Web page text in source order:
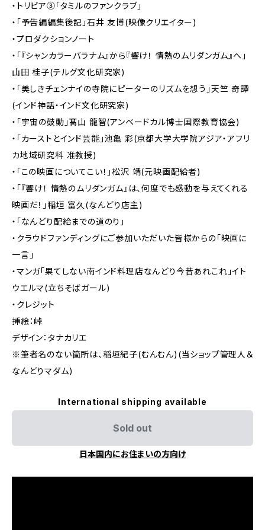
・トリビア③「タミルのファンクラブ」
・「予告編編集後記」石井 友博(映像クリエイター)
・プロダクションノート
・「『シャンカラーバラナム』から『響け！ 情熱のムリダンガム』へ」
山田 桂子(テルグ文化研究家)
・「美しきチェンナイの寺院にピーターのリズムを想う」天竺 奇譚
(インド神話・インド文化研究家)
・「宇宙の鼓動」髙山 龍智(アンベードカル博士国際教育協会)
・「カーストとインド芸能」池亀 彩(京都大学大学院アジア・アフリ
カ地域研究科 准教授)
・「この映画についてこい！」松沢 靖(元映画配給者)
・「『響け！ 情熱のムリダンガム』は、何度でも感動を与えてくれる
映画だ！」稲垣 富久(なんどり店主)
・「なんどり配給までの道のり」
・クラウドファンディングにご参加いただいた皆様からの「映画に
一言」
・マンガ「果てしない南インド料理店なんどり今昔あれこれ」イト
ウエルマ(立ちそばガール)
・クレジット
挿絵：峠
デザイン：タナカリエ
※筆者名のない箇所は、稲垣紀子(むんむん)(当ショップ管理人＆
なんどりマダム)
International shipping available
Sold out
日本国内にお住まいの方向け